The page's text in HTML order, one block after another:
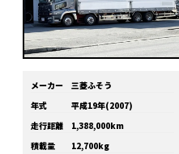
メーカー
三菱ふそう
年式
平成19年(2007)
走行距離
1,388,000km
積載量
12,700kg